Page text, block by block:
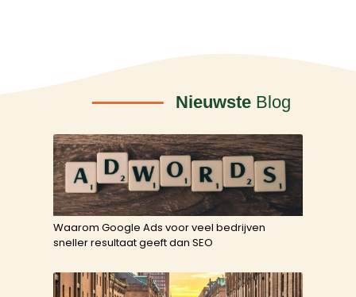
Nieuwste Blog
Waarom Google Ads voor veel bedrijven
sneller resultaat geeft dan SEO